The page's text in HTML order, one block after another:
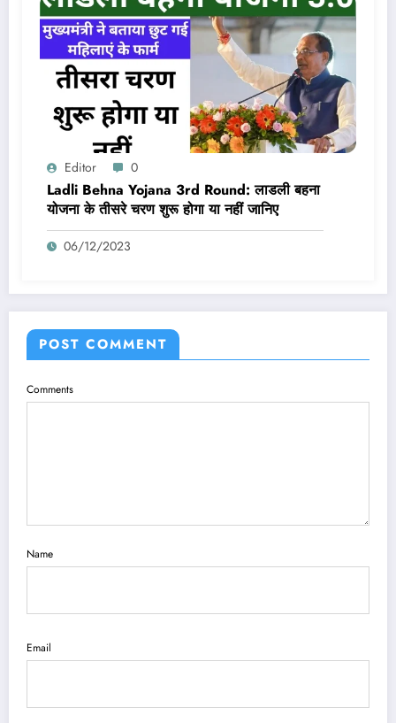
Editor 0
Ladli Behna Yojana 3rd Round: लाडली बहना
योजना के तीसरे चरण शुरू होगा या नहीं जानिए
06/12/2023
POST COMMENT
Comments
Name
Email